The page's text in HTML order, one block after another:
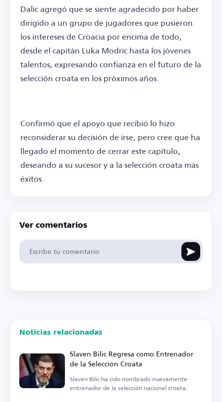
Dalic agregó que se siente agradecido por haber
dirigido a un grupo de jugadores que pusieron
los intereses de Croacia por encima de todo,
desde el capitán Luka Modric hasta los jóvenes
talentos, expresando confianza en el futuro de la
selección croata en los próximos años.
Confirmó que el apoyo que recibió lo hizo
reconsiderar su decisión de irse, pero cree que ha
llegado el momento de cerrar este capítulo,
deseando a su sucesor y a la selección croata más
éxitos.
Ver comentarios
Noticias relacionadas
Slaven Bilic Regresa como Entrenador
de la Selección Croata
Slaven Bilic ha sido nombrado nuevamente
entrenador de la selección nacional croata.